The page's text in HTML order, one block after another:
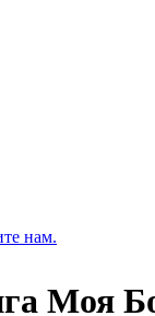
нам.
Моя